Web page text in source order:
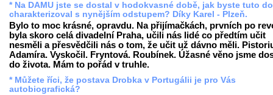
* Na DAMU jste se dostal v hodokvasné době, jak byste tuto
charakterizoval s nynějším odstupem? Díky Karel - Plzeň.
Bylo to moc krásné, opravdu. Na přijímačkách, prvních po
byla skoro celá divadelní Praha, učili nás lidé co předtím učit
nesměli a přesvědčili nás o tom, že učit už dávno měli.
Adamíra. Vyskočil. Fryntová. Roubínek. Úžasné věno jsme
do života. Mám to pořád v truhle.
* Můžete říci, že postava Drobka v Portugálii je pro Vás
autobiografická?